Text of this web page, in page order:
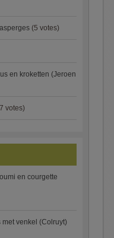
(5 votes)
en kroketten (Jeroen
votes)
en courgette
venkel (Colruyt)